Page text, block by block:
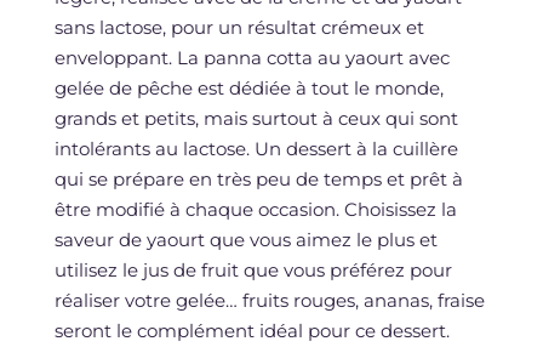
sans lactose, pour un résultat crémeux et
enveloppant. La panna cotta au yaourt avec
gelée de pêche est dédiée à tout le monde,
grands et petits, mais surtout à ceux qui sont
intolérants au lactose. Un dessert à la cuillère
qui se prépare en très peu de temps et prêt à
être modifié à chaque occasion. Choisissez la
saveur de yaourt que vous aimez le plus et
utilisez le jus de fruit que vous préférez pour
réaliser votre gelée… fruits rouges, ananas, fraise
seront le complément idéal pour ce dessert.